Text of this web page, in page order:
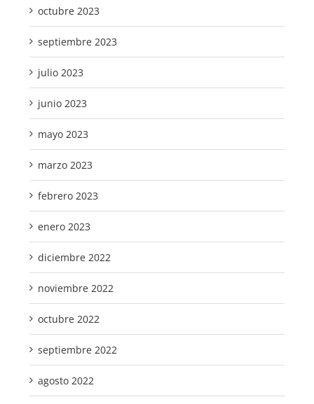
octubre 2023
septiembre 2023
julio 2023
junio 2023
mayo 2023
marzo 2023
febrero 2023
enero 2023
diciembre 2022
noviembre 2022
octubre 2022
septiembre 2022
agosto 2022